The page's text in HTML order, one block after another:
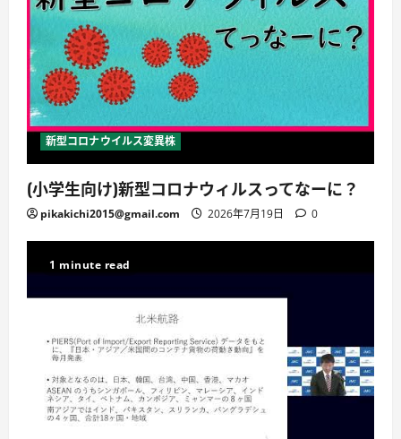
新型コロナウイルス変異株
(小学生向け)新型コロナウィルスってなーに？
pikakichi2015@gmail.com 2026年7月19日 0
1 minute read